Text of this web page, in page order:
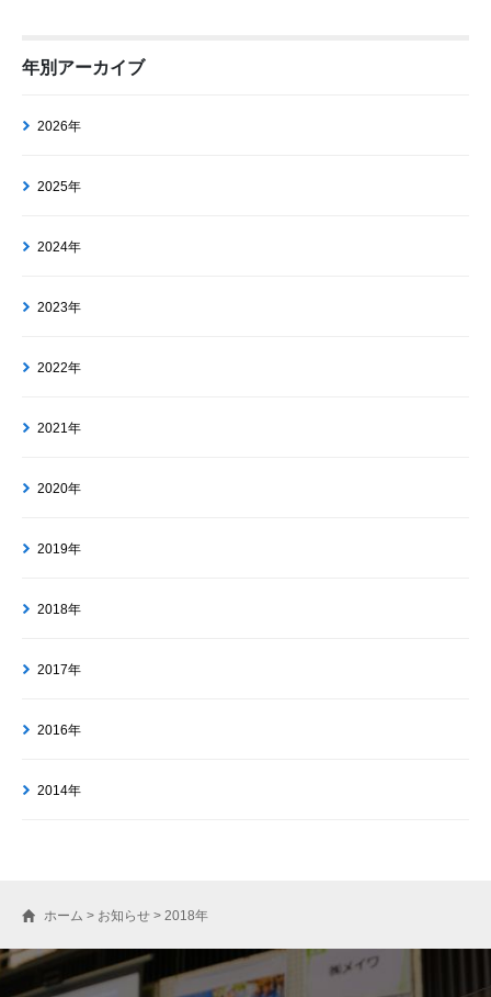
年別アーカイブ
2026年
2025年
2024年
2023年
2022年
2021年
2020年
2019年
2018年
2017年
2016年
2014年
ホーム > お知らせ > 2018年